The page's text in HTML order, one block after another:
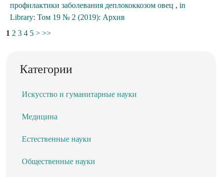
профилактики заболевания деплококкозом овец , in
Library: Том 19 № 2 (2019): Архив
1 2 3 4 5 > >>
Категории
Искусство и гуманитарные науки
Медицина
Естественные науки
Общественные науки